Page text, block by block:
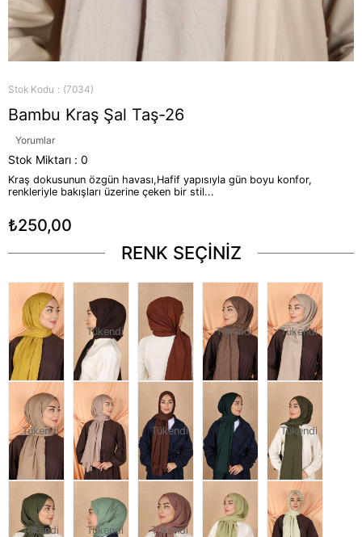
Stok Kodu (7034)
Bambu Kraş Şal Taş-26
Yorumlar
Stok Miktarı : 0
Kraş dokusunun özgün havası,Hafif yapısıyla gün boyu konfor,
renkleriyle bakışları üzerine çeken bir stil...
₺250,00
RENK SEÇİNİZ
Tükendi Tükendi Tükendi
Tükendi Tükendi Tükendi
Tükendi Tükendi Tükendi